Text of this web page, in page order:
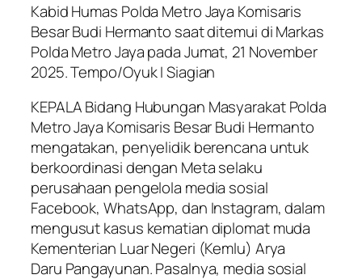
Kabid Humas Polda Metro Jaya Komisaris
Besar Budi Hermanto saat ditemui di Markas
Polda Metro Jaya pada Jumat, 21 November
2025. Tempo/Oyuk I Siagian
KEPALA Bidang Hubungan Masyarakat Polda
Metro Jaya Komisaris Besar Budi Hermanto
mengatakan, penyelidik berencana untuk
berkoordinasi dengan Meta selaku
perusahaan pengelola media sosial
Facebook, WhatsApp, dan Instagram, dalam
mengusut kasus kematian diplomat muda
Kementerian Luar Negeri (Kemlu) Arya
Daru Pangayunan. Pasalnya, media sosial